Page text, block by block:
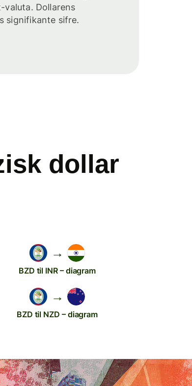
valuta. Dollarens
signifikante sifre.
dollar
→
BZD til INR – diagram
→
BZD til NZD – diagram